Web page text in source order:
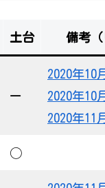
土台 備考（
ー
2020年10
2020年10
2020年11
◯